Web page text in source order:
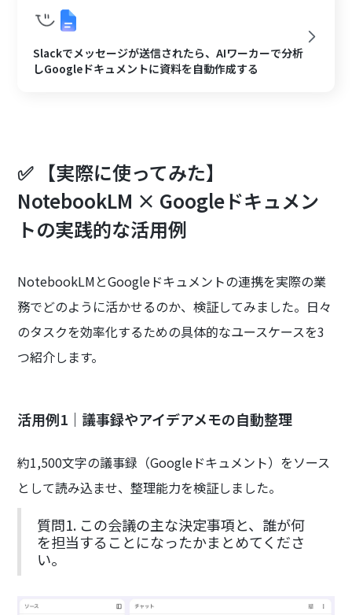
Slackでメッセージが送信されたら、AIワーカーで分析
しGoogleドキュメントに資料を自動作成する
✅ 【実際に使ってみた】
NotebookLM × Googleドキュメン
トの実践的な活用例
NotebookLMとGoogleドキュメントの連携を実際の業
務でどのように活かせるのか、検証してみました。日々
のタスクを効率化するための具体的なユースケースを3
つ紹介します。
活用例1｜議事録やアイデアメモの自動整理
約1,500文字の議事録（Googleドキュメント）をソース
として読み込ませ、整理能力を検証しました。
質問1. この会議の主な決定事項と、誰が何
を担当することになったかまとめてくださ
い。